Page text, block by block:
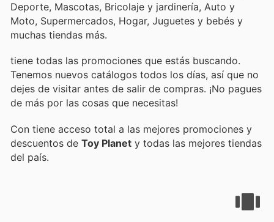
Deporte, Mascotas, Bricolaje y jardinería, Auto y
Moto, Supermercados, Hogar, Juguetes y bebés y
muchas tiendas más.
tiene todas las promociones que estás buscando.
Tenemos nuevos catálogos todos los días, así que no
dejes de visitar antes de salir de compras. ¡No pagues
de más por las cosas que necesitas!
Con tiene acceso total a las mejores promociones y
descuentos de Toy Planet y todas las mejores tiendas
del país.